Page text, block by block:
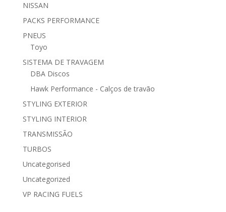
NISSAN
PACKS PERFORMANCE
PNEUS
Toyo
SISTEMA DE TRAVAGEM
DBA Discos
Hawk Performance - Calços de travão
STYLING EXTERIOR
STYLING INTERIOR
TRANSMISSÃO
TURBOS
Uncategorised
Uncategorized
VP RACING FUELS